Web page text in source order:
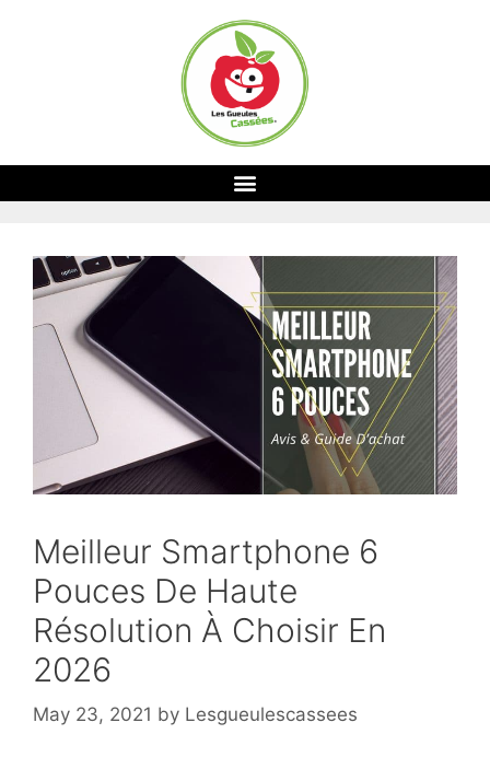
Meilleur Smartphone 6
Pouces De Haute
Résolution À Choisir En
2026
May 23, 2021 by Lesgueulescassees